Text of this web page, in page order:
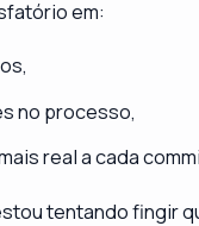
em:
no processo,
real a cada
tentando fingir